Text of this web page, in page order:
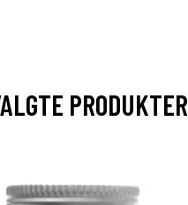
PRODUKTER